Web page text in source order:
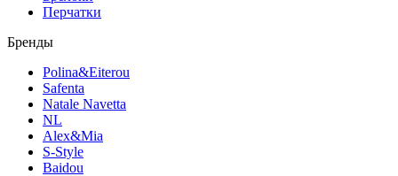
Перчатки
Бренды
Polina&Eiterou
Safenta
Natale Navetta
NL
Alex&Mia
S-Style
Baidou